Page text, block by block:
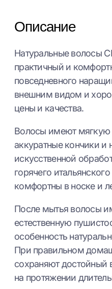
Описание
Натуральные волосы
практичный и
повседневного
внешним видом и
цены и качества.
Волосы имеют мягкую
аккуратные кончики и
искусственной
горячего
комфортны в носке и
После мытья волосы
естественную
особенность
При правильном
сохраняют достойный
на протяжении